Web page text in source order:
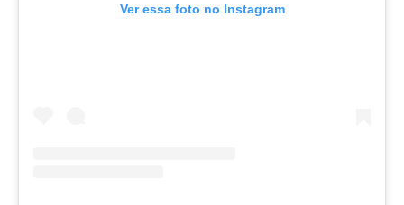
Ver essa foto no Instagram